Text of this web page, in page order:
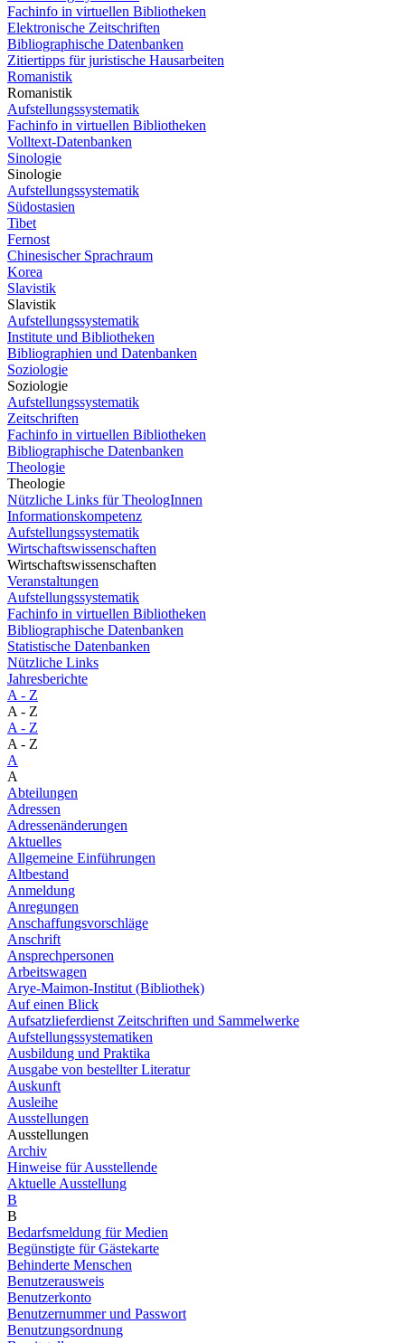
Fachinfo in virtuellen Bibliotheken
Elektronische Zeitschriften
Bibliographische Datenbanken
Zitiertipps für juristische Hausarbeiten
Romanistik
Romanistik
Aufstellungssystematik
Fachinfo in virtuellen Bibliotheken
Volltext-Datenbanken
Sinologie
Sinologie
Aufstellungssystematik
Südostasien
Tibet
Fernost
Chinesischer Sprachraum
Korea
Slavistik
Slavistik
Aufstellungssystematik
Institute und Bibliotheken
Bibliographien und Datenbanken
Soziologie
Soziologie
Aufstellungssystematik
Zeitschriften
Fachinfo in virtuellen Bibliotheken
Bibliographische Datenbanken
Theologie
Theologie
Nützliche Links für TheologInnen
Informationskompetenz
Aufstellungssystematik
Wirtschaftswissenschaften
Wirtschaftswissenschaften
Veranstaltungen
Aufstellungssystematik
Fachinfo in virtuellen Bibliotheken
Bibliographische Datenbanken
Statistische Datenbanken
Nützliche Links
Jahresberichte
A - Z
A - Z
A - Z
A - Z
A
A
Abteilungen
Adressen
Adressenänderungen
Aktuelles
Allgemeine Einführungen
Altbestand
Anmeldung
Anregungen
Anschaffungsvorschläge
Anschrift
Ansprechpersonen
Arbeitswagen
Arye-Maimon-Institut (Bibliothek)
Auf einen Blick
Aufsatzlieferdienst Zeitschriften und Sammelwerke
Aufstellungssystematiken
Ausbildung und Praktika
Ausgabe von bestellter Literatur
Auskunft
Ausleihe
Ausstellungen
Ausstellungen
Archiv
Hinweise für Ausstellende
Aktuelle Ausstellung
B
B
Bedarfsmeldung für Medien
Begünstigte für Gästekarte
Behinderte Menschen
Benutzerausweis
Benutzerkonto
Benutzernummer und Passwort
Benutzungsordnung